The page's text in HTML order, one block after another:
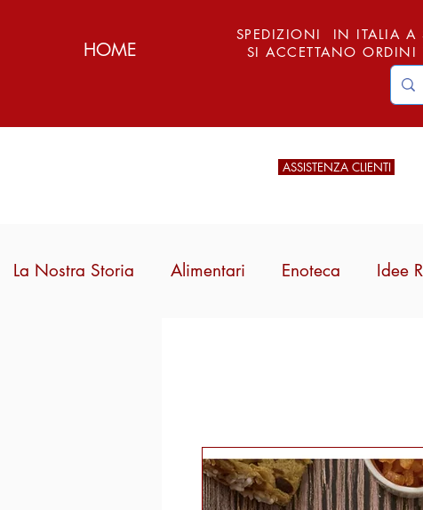
HOME
SPEDIZIONI IN ITALIA
SI ACCETTANO
ASSISTENZA CLIENTI
La Nostra Storia Alimentari Enoteca Idee